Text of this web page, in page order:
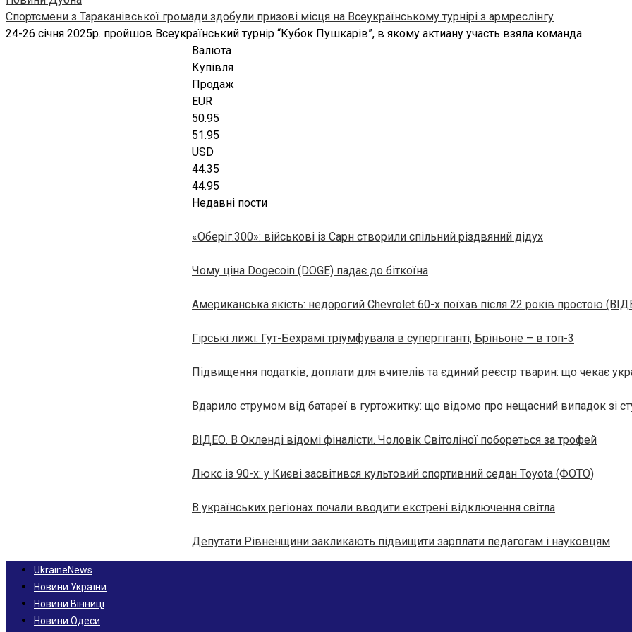
Спортсмени з Тараканівської громади здобули призові місця на Всеукраїнському турнірі з армреслінгу
24-26 січня 2025р. пройшов Всеукраїнський турнір “Кубок Пушкарів”, в якому актиану участь взяла команда
Валюта
Купівля
Продаж
EUR
50.95
51.95
USD
44.35
44.95
Недавні пости
«Оберіг.300»: військові із Сарн створили спільний різдвяний дідух
Чому ціна Dogecoin (DOGE) падає до біткоїна
Американська якість: недорогий Chevrolet 60-х поїхав після 22 років простою
Гірські лижі. Гут-Бехрамі тріумфувала в супергіганті, Бріньоне – в топ-3
Підвищення податків, доплати для вчителів та єдиний реєстр тварин: що чекає
Вдарило струмом від батареї в гуртожитку: що відомо про нещасний випадок зі
ВІДЕО. В Окленді відомі фіналісти. Чоловік Світоліної побореться за трофей
Люкс із 90-х: у Києві засвітився культовий спортивний седан Toyota (ФОТО)
В українських регіонах почали вводити екстрені відключення світла
Депутати Рівненщини закликають підвищити зарплати педагогам і науковцям
UkraineNews
Новини України
Новини Вінниці
Новини Одеси